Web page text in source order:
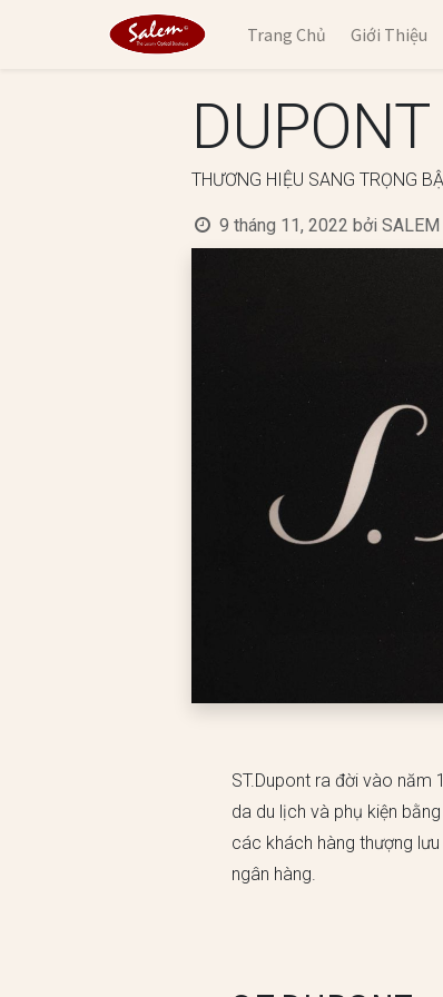
Trang Chủ Giới Thiệu
DUPONT
THƯƠNG HIỆU SANG TRỌNG
9 tháng 11, 2022 bởi SALEM
ST.Dupont ra đời vào năm
da du lịch và phụ kiện
các khách hàng thượng
ngân hàng.